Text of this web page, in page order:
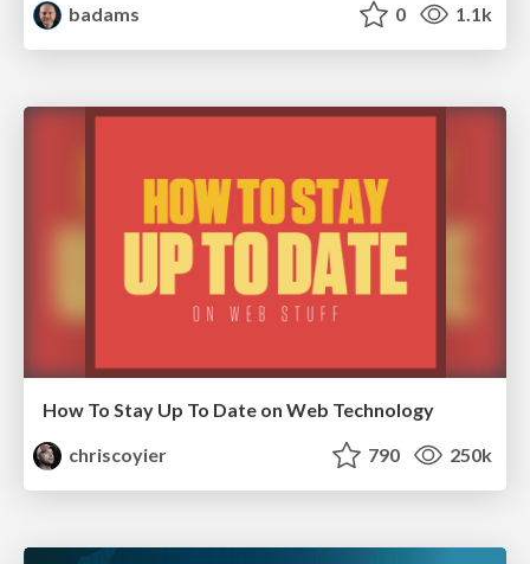
badams
0 1.1k
How To Stay Up To Date on Web Technology
chriscoyier
790 250k